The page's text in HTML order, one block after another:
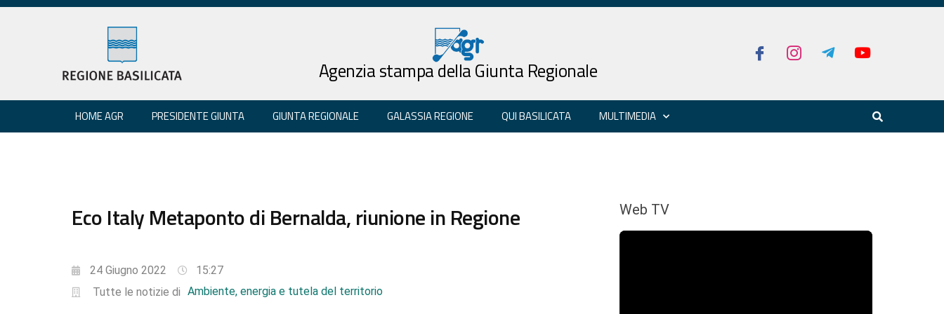
Agenzia stampa della Giunta Regionale
HOME AGR PRESIDENTE GIUNTA GIUNTA REGIONALE GALASSIA REGIONE QUI BASILICATA MULTIMEDIA
Eco Italy Metaponto di Bernalda, riunione in Regione
24 Giugno 2022
15:27
Tutte le notizie di Ambiente, energia e tutela del territorio
Web TV